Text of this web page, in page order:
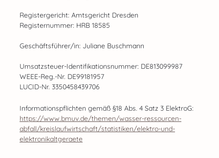
Registergericht: Amtsgericht Dresden
Registernummer: HRB 18585
Geschäftsführer/in: Juliane Buschmann
Umsatzsteuer-Identifikationsnummer: DE813099987
WEEE-Reg.-Nr. DE99181957
LUCID-Nr. 3350458439706
Informationspflichten gemäß §18 Abs. 4 Satz 3 ElektroG:
https://www.bmuv.de/themen/wasser-ressourcen-
abfall/kreislaufwirtschaft/statistiken/elektro-und-
elektronikaltgeraete